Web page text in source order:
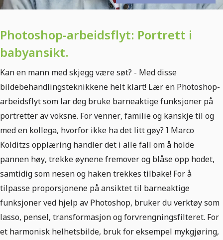
Photoshop-arbeidsflyt: Portrett i
babyansikt.
Kan en mann med skjegg være søt? - Med disse
bildebehandlingsteknikkene helt klart! Lær en Photoshop-
arbeidsflyt som lar deg bruke barneaktige funksjoner på
portretter av voksne. For venner, familie og kanskje til og
med en kollega, hvorfor ikke ha det litt gøy? I Marco
Kolditzs opplæring handler det i alle fall om å holde
pannen høy, trekke øynene fremover og blåse opp hodet,
samtidig som nesen og haken trekkes tilbake! For å
tilpasse proporsjonene på ansiktet til barneaktige
funksjoner ved hjelp av Photoshop, bruker du verktøy som
lasso, pensel, transformasjon og forvrengningsfilteret. For
et harmonisk helhetsbilde, bruk for eksempel mykgjøring,